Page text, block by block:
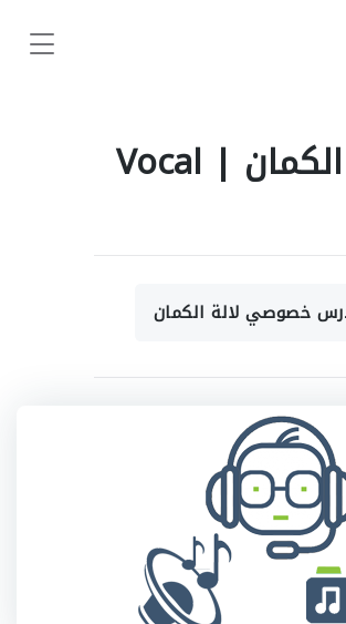
تعلم الة الكمان | Vocal
خصوصي لالة الكمان